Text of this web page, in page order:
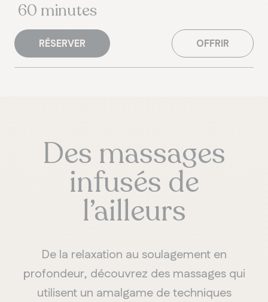
60 minutes
RÉSERVER OFFRIR
Des massages
infusés de
l’ailleurs
De la relaxation au soulagement en
profondeur, découvrez des massages qui
utilisent un amalgame de techniques